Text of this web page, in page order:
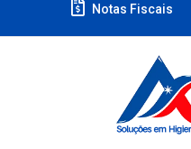
Notas Fiscais